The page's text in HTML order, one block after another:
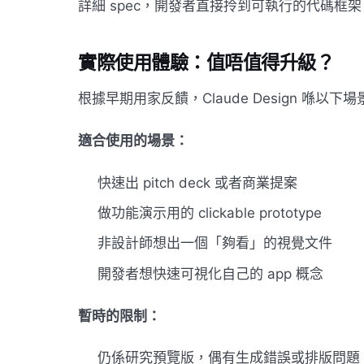
詳細 spec，開發者直接拎到可執行的代碼框架
實際使用體驗：值唔值得升級？
根據早期用家反饋，Claude Design 喺以下場
適合使用的場景：
快速出 pitch deck 或者商業提案
做功能演示用的 clickable prototype
非設計師想出一個「夠看」的視覺文件
開發者想快速可視化自己的 app 概念
暫時的限制：
仍係研究預覽版，偶有生成錯誤或排版問題